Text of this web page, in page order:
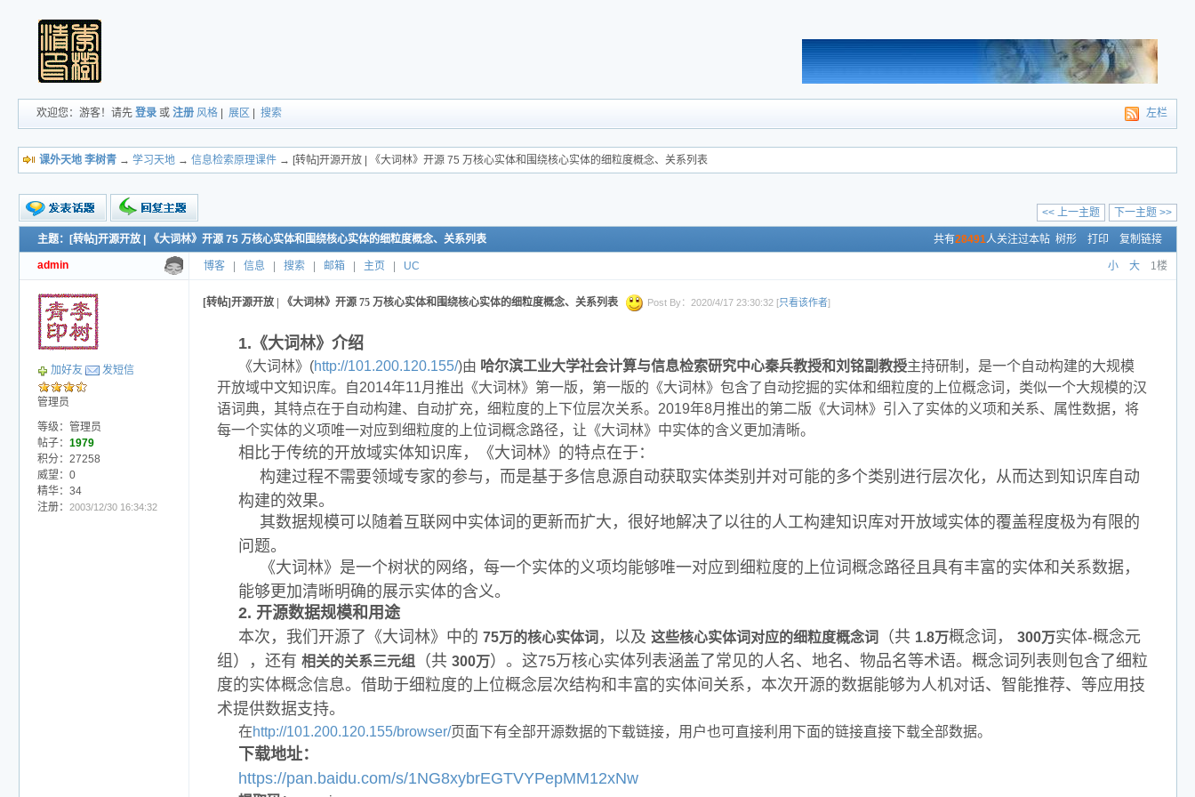
左栏
欢迎您：游客！请先登录 或注册 风格 |展区 |搜索
课外天地 李树青 →学习天地 →信息检索原理课件 → [转帖]开源开放 | 《大词林》开源 75 万核心实体和围绕核心实体的细粒度概念、关系列表
新的主题
投票帖
交易帖
小字报
下一主题 >>
<< 上一主题
共有28491人关注过本帖 树形 打印 复制链接
主题：[转帖]开源开放 | 《大词林》开源 75 万核心实体和围绕核心实体的细粒度概念、关系列表
admin 小 大 1楼
博客 信息 搜索 邮箱 主页 UC
加好友 发短信
管理员
等级：管理员
帖子： 1979
积分：27258
威望：0
精华：34
注册：
2003/12/30 16:34:32
[转帖]开源开放 | 《大词林》开源 75 万核心实体和围绕核心实体的细粒度概念、关系列表 Post By：2020/4/17 23:30:32 [只看该作者]
1.《大词林》介绍
《大词林》(http://101.200.120.155/)由 哈尔滨工业大学社会计算与信息检索研究中心秦兵教授和刘铭副教授主持研制，是一个自动构建的大规模
开放域中文知识库。自2014年11月推出《大词林》第一版，第一版的《大词林》包含了自动挖掘的实体和细粒度的上位概念词，类似一个大规模的汉
语词典，其特点在于自动构建、自动扩充，细粒度的上下位层次关系。2019年8月推出的第二版《大词林》引入了实体的义项和关系、属性数据，将
每一个实体的义项唯一对应到细粒度的上位词概念路径，让《大词林》中实体的含义更加清晰。
相比于传统的开放域实体知识库，《大词林》的特点在于：
构建过程不需要领域专家的参与，而是基于多信息源自动获取实体类别并对可能的多个类别进行层次化，从而达到知识库自动
构建的效果。
其数据规模可以随着互联网中实体词的更新而扩大，很好地解决了以往的人工构建知识库对开放域实体的覆盖程度极为有限的
问题。
《大词林》是一个树状的网络，每一个实体的义项均能够唯一对应到细粒度的上位词概念路径且具有丰富的实体和关系数据，
能够更加清晰明确的展示实体的含义。
2. 开源数据规模和用途
本次，我们开源了《大词林》中的 75万的核心实体词 ，以及 这些核心实体词对应的细粒度概念词 （共 1.8万概念词， 300万实体-概念元
组），还有 相关的关系三元组 （共 300万）。这75万核心实体列表涵盖了常见的人名、地名、物品名等术语。概念词列表则包含了细粒
度的实体概念信息。借助于细粒度的上位概念层次结构和丰富的实体间关系，本次开源的数据能够为人机对话、智能推荐、等应用技
术提供数据支持。
在http://101.200.120.155/browser/页面下有全部开源数据的下载链接，用户也可直接利用下面的链接直接下载全部数据。
下载地址：
https://pan.baidu.com/s/1NG8xybrEGTVYPepMM12xNw